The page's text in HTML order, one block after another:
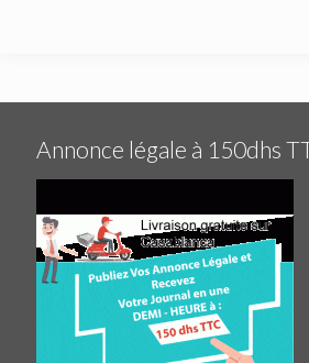
Annonce légale à 150dhs